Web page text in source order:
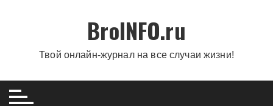
BroINFO.ru
Твой онлайн-журнал на все случаи жизни!